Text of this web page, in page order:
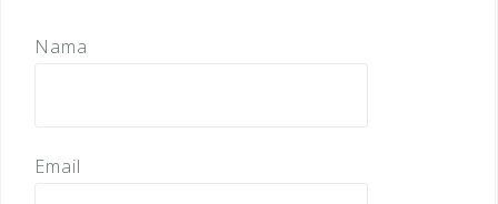
Nama
Email